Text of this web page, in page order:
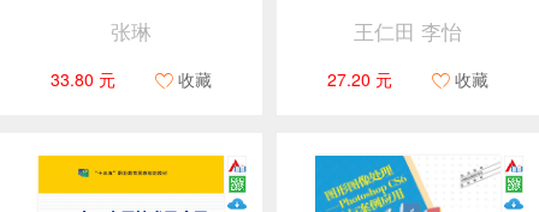
张琳
33.80 元 收藏
王仁田 李怡
27.20 元 收藏